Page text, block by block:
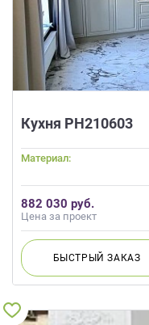
Кухня РН210603
Материал:
882 030 руб.
Цена за проект
БЫСТРЫЙЗАКАЗ